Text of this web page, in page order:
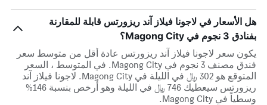
هل الأسعار في لاجونا فيلاز آند ريزورتس قابلة للمقارنة
بفنادق 3 نجوم في Magong City؟
يكون سعر لاجونا فيلاز آند ريزورتس عادة أقل من متوسط ​​سعر
فندق مصنف 3 نجوم في Magong City. في المتوسط ، السعر
المتوقع هو 302 ﷼ في الليلة في Magong City. لاجونا فيلاز آند
ريزورتس سيعطيك 746 ﷼ في الليلة وهو أرخص بنسبة 146%
وسطياً في Magong City.